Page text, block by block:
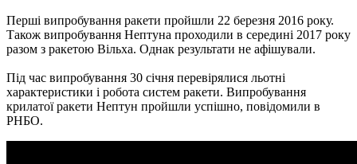
Перші випробування ракети пройшли 22 березня 2016 року.
Також випробування Нептуна проходили в середині 2017 року
разом з ракетою Вільха. Однак результати не афішували.
Під час випробування 30 січня перевірялися льотні
характеристики і робота систем ракети. Випробування
крилатої ракети Нептун пройшли успішно, повідомили в
РНБО.